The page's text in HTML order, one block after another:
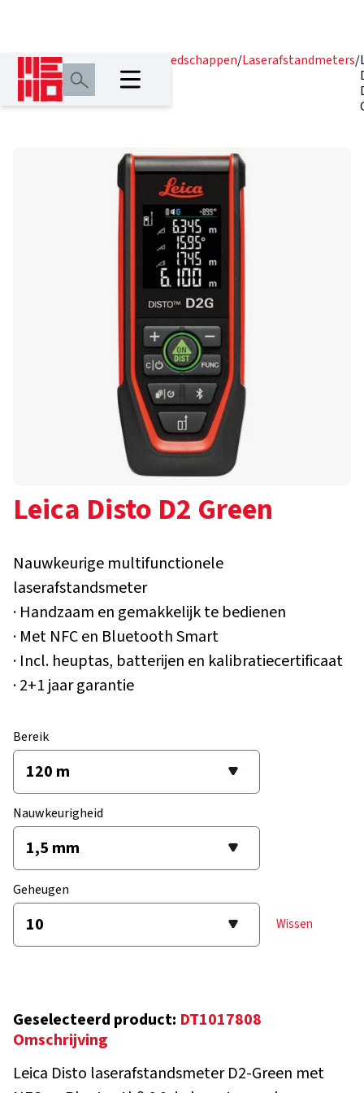
Home/Producten Lasergereedschappen/Laserafstandmeters/
Leica Disto D2 Green
Nauwkeurige multifunctionele
laserafstandsmeter
· Handzaam en gemakkelijk te bedienen
· Met NFC en Bluetooth Smart
· Incl. heuptas, batterijen en kalibratiecertificaat
· 2+1 jaar garantie
Bereik
Nauwkeurigheid
Geheugen
Wissen
Geselecteerd product: DT1017808
Omschrijving
Leica Disto laserafstandsmeter D2-Green met